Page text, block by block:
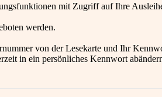
mit Zugriff auf Ihre
werden.
von der Lesekarte und Ihr
in ein persönliches Kennwort